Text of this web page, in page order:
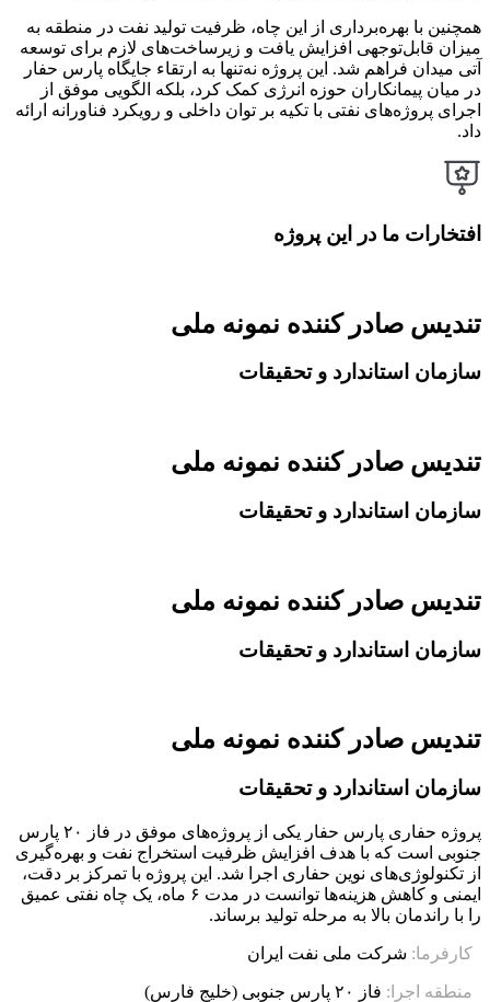
همچنین با بهره‌برداری از این چاه، ظرفیت تولید نفت در منطقه به
میزان قابل‌توجهی افزایش یافت و زیرساخت‌های لازم برای توسعه
آتی میدان فراهم شد. این پروژه نه‌تنها به ارتقاء جایگاه پارس حفار
در میان پیمانکاران حوزه انرژی کمک کرد، بلکه الگویی موفق از
اجرای پروژه‌های نفتی با تکیه بر توان داخلی و رویکرد فناورانه ارائه
داد.
افتخارات ما در این پروژه
تندیس صادر کننده نمونه ملی
سازمان استاندارد و تحقیقات
تندیس صادر کننده نمونه ملی
سازمان استاندارد و تحقیقات
تندیس صادر کننده نمونه ملی
سازمان استاندارد و تحقیقات
تندیس صادر کننده نمونه ملی
سازمان استاندارد و تحقیقات
پروژه حفاری پارس حفار یکی از پروژه‌های موفق در فاز ۲۰ پارس
جنوبی است که با هدف افزایش ظرفیت استخراج نفت و بهره‌گیری
از تکنولوژی‌های نوین حفاری اجرا شد. این پروژه با تمرکز بر دقت،
ایمنی و کاهش هزینه‌ها توانست در مدت ۶ ماه، یک چاه نفتی عمیق
را با راندمان بالا به مرحله تولید برساند.
کارفرما: شرکت ملی نفت ایران
منطقه اجرا: فاز ۲۰ پارس جنوبی (خلیج فارس)